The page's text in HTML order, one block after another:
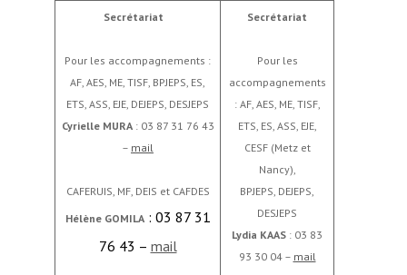
Secrétariat
Pour les accompagnements :
AF, AES, ME, TISF, BPJEPS, ES,
ETS, ASS, EJE, DEJEPS, DESJEPS
Cyrielle MURA: 03 87 31 76 43
– mail
CAFERUIS, MF, DEIS et CAFDES
Hélène GOMILA: 03 87 31
76 43 – mail
Secrétariat
Pour les
accompagnements
: AF, AES, ME, TISF,
ETS, ES, ASS, EJE,
CESF (Metz et
Nancy),
BPJEPS, DEJEPS,
DESJEPS
Lydia KAAS : 03 83
93 30 04 – mail